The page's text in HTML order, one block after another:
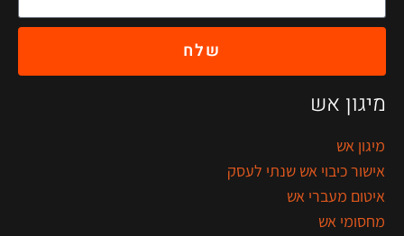
שלח
מיגון אש
מיגון אש
אישור כיבוי אש שנתי לעסק
איטום מעברי אש
מחסומי אש